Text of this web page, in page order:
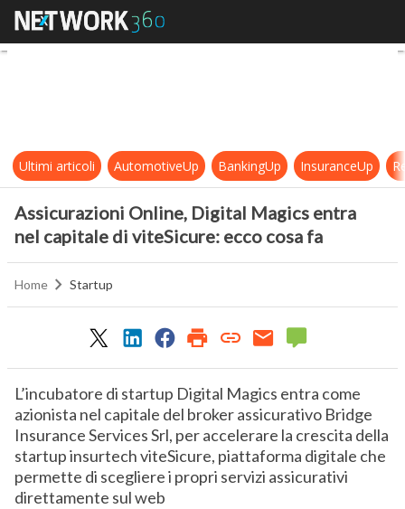
Assicurazioni Online, Digital
Ultimi articoli AutomotiveUp BankingUp InsuranceUp
Assicurazioni Online, Digital Magics entra
nel capitale di viteSicure: ecco cosa fa
Home Startup
L’incubatore di startup Digital Magics entra come
azionista nel capitale del broker assicurativo Bridge
Insurance Services Srl, per accelerare la crescita della
startup insurtech viteSicure, piattaforma digitale che
permette di scegliere i propri servizi assicurativi
direttamente sul web